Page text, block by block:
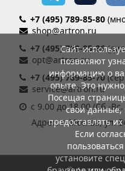
+7 (495) 789-85-80
shop@artron.ru
+7 (495) 789-85-86
opt@artron.ru
+7 (495) 789-85-70
service@artron.ru
с 9.00 до 18.00 (Сб.-
Адрес: г. Москва, ул.
Сайт
позволяют
информацию о
опыте. Это
Посещая
свои данные,
предоставлять
Если
установите